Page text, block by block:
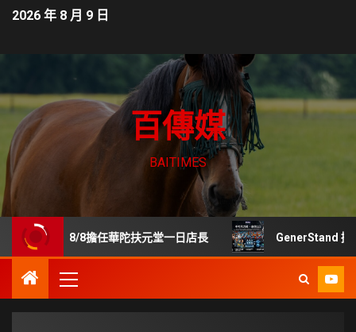
2026 年 8 月 9 日
百傳媒
BAITIMES
展 8/8擔任華陀扶元堂一日店長 GenerStand 擬推「人力